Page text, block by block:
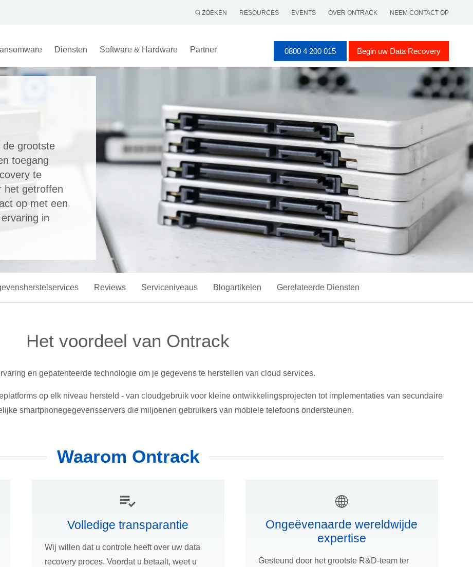
ZOEKEN RESOURCES EVENTS OVER ONTRACK NEEM CONTACT OP
Diensten Software & Hardware Partner 0800 4 200 015 Begin uw Data Recovery
de grootste
toegang
te
het getroffen
op met een
in
Reviews Serviceniveaus Blogartikelen Gerelateerde Diensten
Het voordeel van Ontrack
en gepatenteerde technologie om je gegevens te herstellen van cloud services.
op elk niveau hersteld - van cloudgebruik voor kleine ontwikkelingsprojecten tot implementaties van secundaire
smartphonegegevensservers die miljoenen gebruikers van mobiele telefoons ondersteunen.
Waarom Ontrack
Volledige transparantie
Wij willen dat u controle heeft over uw data
recovery proces. Voordat u betaalt, weet u
Ongeëvenaarde wereldwijde
expertise
Gesteund door het grootste R&D-team ter